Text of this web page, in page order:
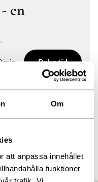
Om
att anpassa innehållet
funktioner
en
min Boka tid
i IBSA:s
medicin. Till
det ytliga